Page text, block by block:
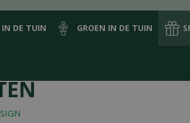
DE TUIN GROEN IN DE TUIN